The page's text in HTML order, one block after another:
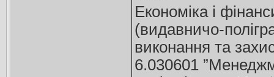
Економіка і
(видавничо-
виконання та
6.030601